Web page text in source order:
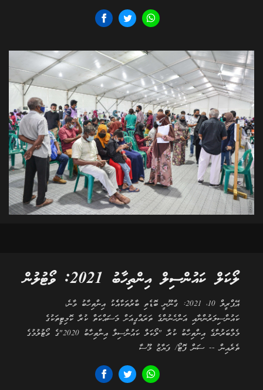
ލޯކަލް ކައުންސިލް އިންތިހާބު 2021: ވޯޓުލުން
އޭޕްރީލް 10، 2021: ގާނޫނީ ބޮޑެތި ބާރުތަކާއެެކު އިންތިހާބު ވާނެ،
ކައުންސިލަރުންނާއި އަންހެނުންގެ ތަރައްގީއަށް މަސައްކަތް ކުރާ ކޮމިޓީތަކުގެ
މެމްބަރުންގެ އިންތިހާބު ކުރާ "ލޯކަލް ކައުންސިލް އިންތިހާބު 2020"ގެ ވޯޓުލުމުގެ
ތެރެއިން -- ސަން ފޮޓޯ/ ފަޔާޒު މޫސާ